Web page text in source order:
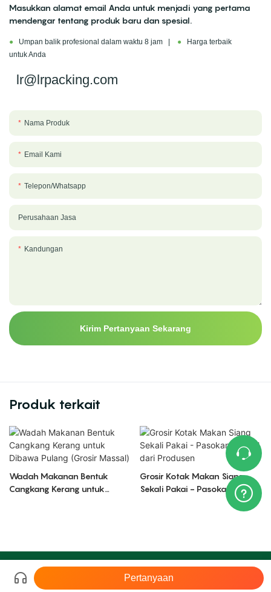
Masukkan alamat email Anda untuk menjadi yang pertama
mendengar tentang produk baru dan spesial.
● Umpan balik profesional dalam waktu 8 jam | ●
Harga terbaik
untuk Anda
lr@lrpacking.com
Nama Produk
Email Kami
Telepon/whatsapp
Perusahaan Jasa
Kandungan
Kirim Pertanyaan Sekarang
Produk terkait
Wadah Makanan Bentuk
Cangkang Kerang untuk
Grosir Kotak Makan Siang
Sekali Pakai - Pasokan Massal
Hak cipta © 2026 LR | Peta Situs粤ICP备17140818号-2
Pertanyaan